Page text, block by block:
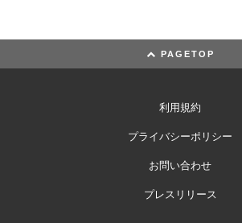
PAGETOP
利用規約
プライバシーポリシー
お問い合わせ
プレスリリース